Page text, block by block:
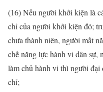
(16) Nếu người khởi kiện là
chỉ của người khởi kiện đó;
chưa thành niên, người mất
chế năng lực hành vi dân sự,
làm chủ hành vi thì người
chỉ;